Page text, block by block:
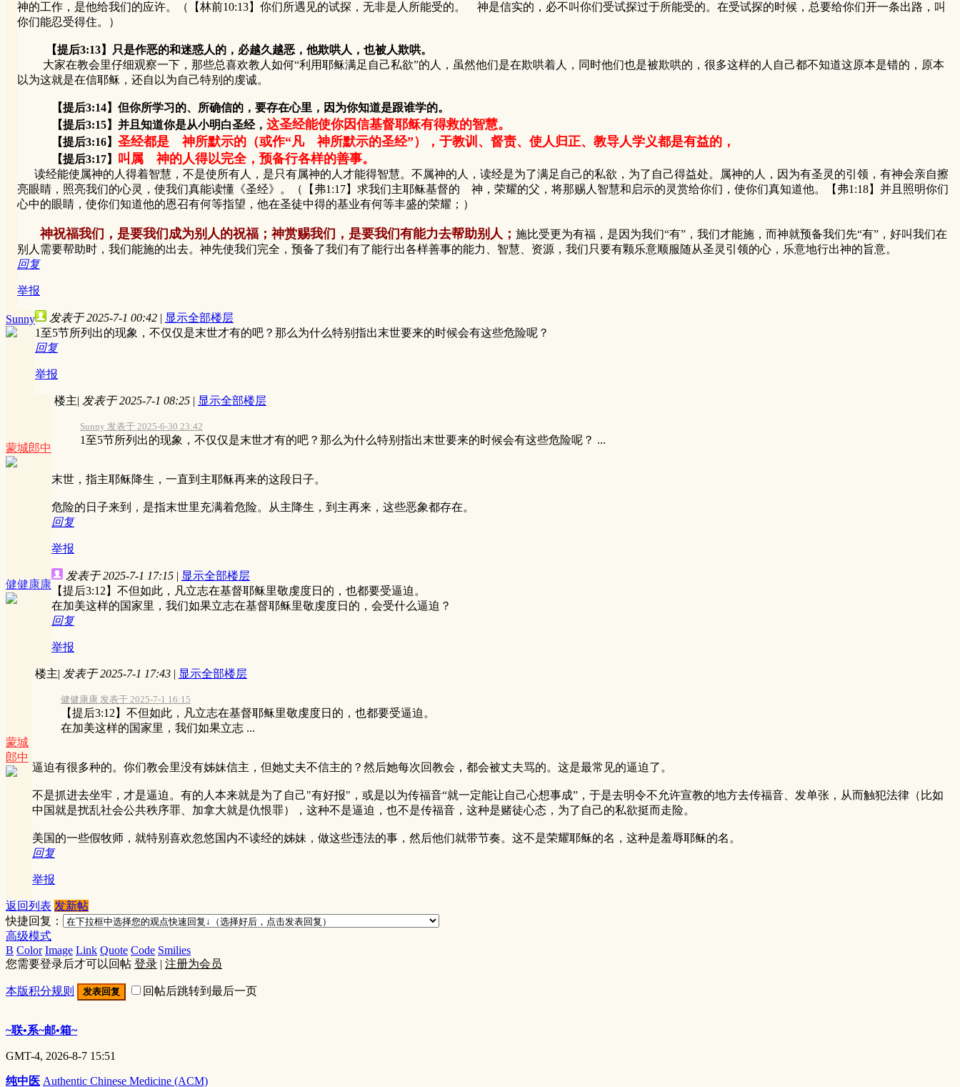
神的工作，是他给我们的应许。（【林前10:13】你们所遇见的试探，无非是人所能受的。 神是信实的，必不叫你们受试探过于所能受的。在受试探的时候，总要给你们开一条出路，叫
你们能忍受得住。）
【提后3:13】只是作恶的和迷惑人的，必越久越恶，他欺哄人，也被人欺哄。
大家在教会里仔细观察一下，那些总喜欢教人如何“利用耶稣满足自己私欲”的人，虽然他们是在欺哄着人，同时他们也是被欺哄的，很多这样的人自己都不知道这原本是错的，原本
以为这就是在信耶稣，还自以为自己特别的虔诚。
【提后3:14】但你所学习的、所确信的，要存在心里，因为你知道是跟谁学的。
【提后3:15】并且知道你是从小明白圣经， 这圣经能使你因信基督耶稣有得救的智慧。
【提后3:16】 圣经都是 神所默示的（或作“凡 神所默示的圣经”），于教训、督责、使人归正、教导人学义都是有益的，
【提后3:17】 叫属 神的人得以完全，预备行各样的善事。
读经能使属神的人得着智慧，不是使所有人，是只有属神的人才能得智慧。不属神的人，读经是为了满足自己的私欲，为了自己得益处。属神的人，因为有圣灵的引领，有神会亲自擦
亮眼睛，照亮我们的心灵，使我们真能读懂《圣经》。（【弗1:17】求我们主耶稣基督的 神，荣耀的父，将那赐人智慧和启示的灵赏给你们，使你们真知道他。【弗1:18】并且照明你们
心中的眼睛，使你们知道他的恩召有何等指望，他在圣徒中得的基业有何等丰盛的荣耀；）
神祝福我们，是要我们成为别人的祝福；神赏赐我们，是要我们有能力去帮助别人； 施比受更为有福，是因为我们“有”，我们才能施，而神就预备我们先“有”，好叫我们在
别人需要帮助时，我们能施的出去。神先使我们完全，预备了我们有了能行出各样善事的能力、智慧、资源，我们只要有颗乐意顺服随从圣灵引领的心，乐意地行出神的旨意。
回复
举报
Sunny 发表于 2025-7-1 00:42 | 显示全部楼层
1至5节所列出的现象，不仅仅是末世才有的吧？那么为什么特别指出末世要来的时候会有这些危险呢？
回复
举报
蒙城郎中
楼主| 发表于 2025-7-1 08:25 | 显示全部楼层
Sunny 发表于 2025-6-30 23:42
1至5节所列出的现象，不仅仅是末世才有的吧？那么为什么特别指出末世要来的时候会有这些危险呢？ ...
末世，指主耶稣降生，一直到主耶稣再来的这段日子。
危险的日子来到，是指末世里充满着危险。从主降生，到主再来，这些恶象都存在。
回复
举报
健健康康
发表于 2025-7-1 17:15 | 显示全部楼层
【提后3:12】不但如此，凡立志在基督耶稣里敬虔度日的，也都要受逼迫。
在加美这样的国家里，我们如果立志在基督耶稣里敬虔度日的，会受什么逼迫？
回复
举报
蒙城
郎中
楼主| 发表于 2025-7-1 17:43 | 显示全部楼层
健健康康 发表于 2025-7-1 16:15
【提后3:12】不但如此，凡立志在基督耶稣里敬虔度日的，也都要受逼迫。
在加美这样的国家里，我们如果立志 ...
逼迫有很多种的。你们教会里没有姊妹信主，但她丈夫不信主的？然后她每次回教会，都会被丈夫骂的。这是最常见的逼迫了。
不是抓进去坐牢，才是逼迫。有的人本来就是为了自己"有好报"，或是以为传福音“就一定能让自己心想事成”，于是去明令不允许宣教的地方去传福音、发单张，从而触犯法律（比如
中国就是扰乱社会公共秩序罪、加拿大就是仇恨罪），这种不是逼迫，也不是传福音，这种是赌徒心态，为了自己的私欲挺而走险。
美国的一些假牧师，就特别喜欢忽悠国内不读经的姊妹，做这些违法的事，然后他们就带节奏。这不是荣耀耶稣的名，这种是羞辱耶稣的名。
回复
举报
返回列表 发新帖
快捷回复：
高级模式
B Color Image Link Quote Code Smilies
您需要登录后才可以回帖 登录 | 注册为会员
本版积分规则 发表回复 回帖后跳转到最后一页
~联•系~邮•箱~
GMT-4, 2026-8-7 15:51
纯中医 Authentic Chinese Medicine (ACM)